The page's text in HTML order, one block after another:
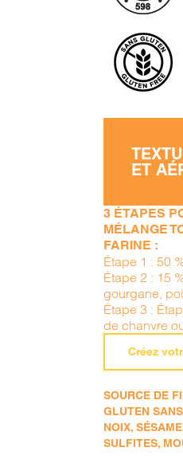
ET
3 ÉTAPES
MÉLANGE
FARINE :
Étape 1 : 50
Étape 2 : 15
gourgane,
Étape 3 :
de chanvre
Créez
SOURCE DE
GLUTEN
NOIX,
SULFITES,